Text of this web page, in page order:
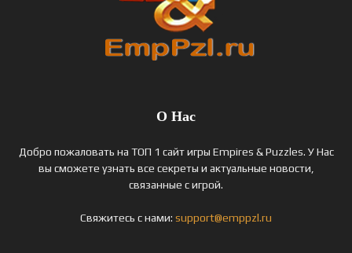
О Нас
Добро пожаловать на ТОП 1 сайт игры Empires & Puzzles. У Нас
вы сможете узнать все секреты и актуальные новости,
связанные с игрой.
Свяжитесь с нами: support@emppzl.ru